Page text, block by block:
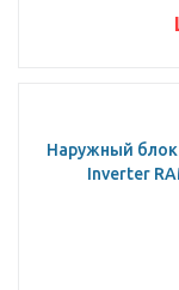
Наружный блок
Inverter